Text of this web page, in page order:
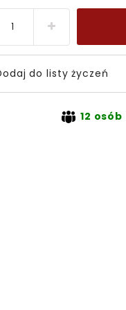
do listy życzeń
12 osób